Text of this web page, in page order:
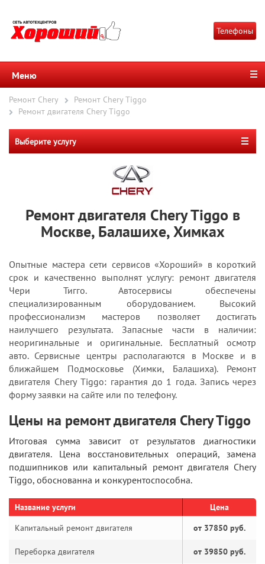
Телефоны
Меню
Ремонт Chery
Ремонт Chery Tiggo
Ремонт двигателя Chery Tiggo
Выберите услугу
Ремонт двигателя Chery Tiggo в
Москве, Балашихе, Химках
Опытные мастера сети сервисов «Хороший» в короткий
срок и качественно выполнят услугу: ремонт двигателя
Чери Тигго. Автосервисы обеспечены
специализированным оборудованием. Высокий
профессионализм мастеров позволяет достигать
наилучшего результата. Запасные части в наличии:
неоригинальные и оригинальные. Бесплатный осмотр
авто. Сервисные центры располагаются в Москве и в
ближайшем Подмосковье (Химки, Балашиха). Ремонт
двигателя Chery Tiggo: гарантия до 1 года. Запись через
форму заявки на сайте или по телефону.
Цены на ремонт двигателя Chery Tiggo
Итоговая сумма зависит от результатов диагностики
двигателя. Цена восстановительных операций, замена
подшипников или капитальный ремонт двигателя Chery
Tiggo, обоснованна и конкурентоспособна.
Название услуги
Цена
Капитальный ремонт двигателя
от 37850 руб.
Переборка двигателя от 39850 руб.